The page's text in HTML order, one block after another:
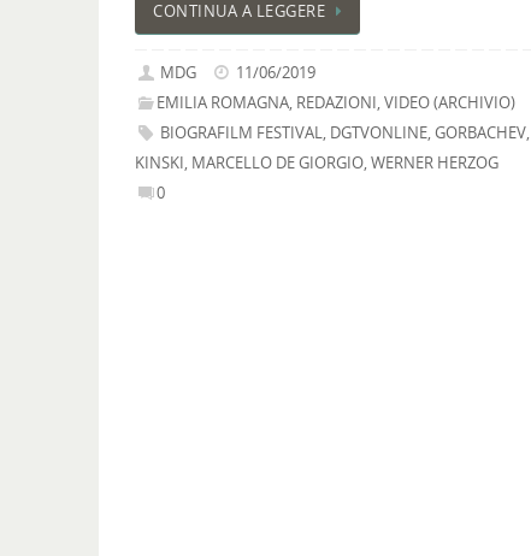
CONTINUA A LEGGERE
MDG
11/06/2019
EMILIA ROMAGNA, REDAZIONI,VIDEO (ARCHIVIO)
BIOGRAFILM FESTIVAL, DGTVONLINE,GORBACHEV,
KINSKI, MARCELLO DE GIORGIO,WERNER HERZOG
0